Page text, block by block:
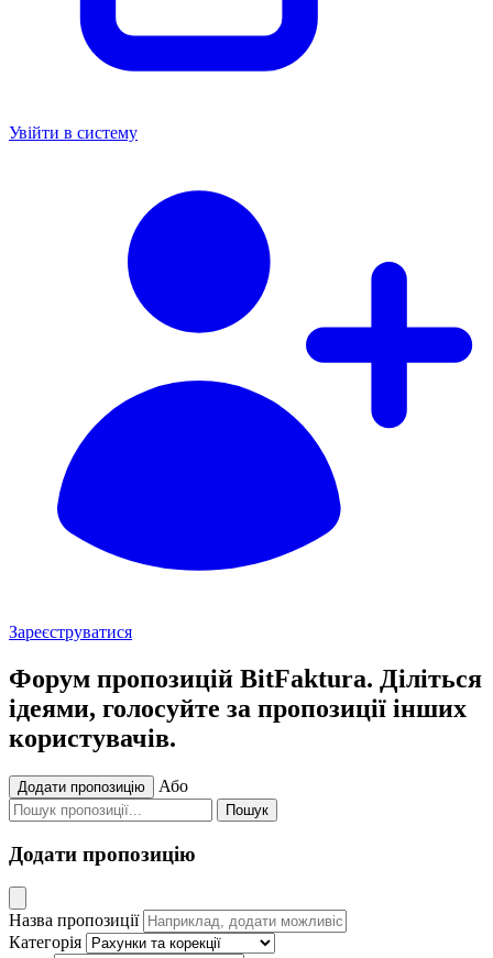
Увійти в систему
Зареєструватися
Форум пропозицій BitFaktura. Діліться
ідеями, голосуйте за пропозиції інших
користувачів.
Додати пропозицію Або
Пошук
Додати пропозицію
Назва пропозиції
Категорія